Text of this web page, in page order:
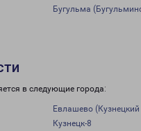
Бугульма
в следующие города:
Евлашево (Кузнецкий
Кузнецк-8